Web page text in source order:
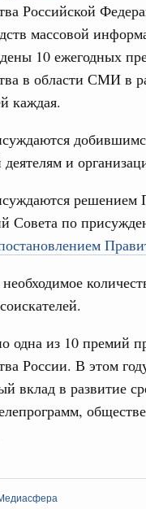
Российской
массовой
10 ежегодных
в области СМИ в
каждая.
и
решением
Совета по
одна из 10 премий
России. В этом
вклад в развитие
по
5 августа, среда
по
посвящённой
«Экологическое
объём
понедельник
сфере торговли.
штаб по